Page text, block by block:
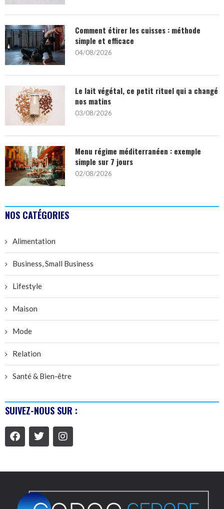
Comment étirer les cuisses : méthode
simple et efficace
04/08/2026
Le lait végétal, ce petit rituel qui a changé
nos matins
03/08/2026
Menu régime méditerranéen : exemple
simple sur 7 jours
02/08/2026
NOS CATÉGORIES
Alimentation
Business, Small Business
Lifestyle
Maison
Mode
Relation
Santé & Bien-être
SUIVEZ-NOUS SUR :